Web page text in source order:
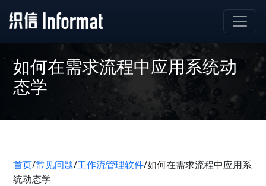
如何在需求流程中应用系统动
态学
首页/常见问题/工作流管理软件/如何在需求流程中应用系
统动态学